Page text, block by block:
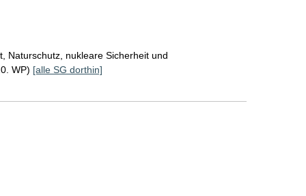
Naturschutz, nukleare Sicherheit und
WP) [alle SG dorthin]